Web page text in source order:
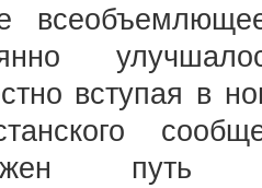
вступая в
путь